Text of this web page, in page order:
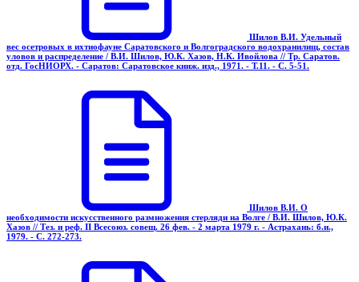
Шилов В.И. Удельный
вес осетровых в ихтиофауне Саратовского и Волгоградского водохранилищ, состав
уловов и распределение / В.И. Шилов, Ю.К. Хазов, Н.К. Ивойлова // Тр. Саратов.
отд. ГосНИОРХ. - Саратов: Саратовское книж. изд., 1971. - Т.11. - С. 5-51.
Шилов В.И. О
необходимости искусственного размножения стерляди на Волге / В.И. Шилов, Ю.К.
Хазов // Тез. и реф. II Всесоюз. совещ. 26 фев. - 2 марта 1979 г. - Астрахань: б.и.,
1979. - С. 272-273.